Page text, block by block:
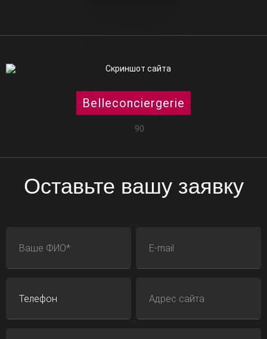
Belleconciergerie
90
Оставьте вашу заявку